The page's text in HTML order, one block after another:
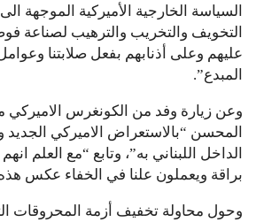
السياسة الخارجية الأميركية الموجهة
التخويف والتخريب والترهيب لصناعة
عليهم وعلى أذنابهم بفعل صلابتنا
المبدع”.
وعن زيارة وفد من الكونغرس الاميركي
المحسن “بالاستعراض الاميركي
الداخل اللبناني به”، وتابع “مع العلم
براقة ويعملون علنا في الخفاء عكس
وحول محاولة تخفيف أزمة المحروقات